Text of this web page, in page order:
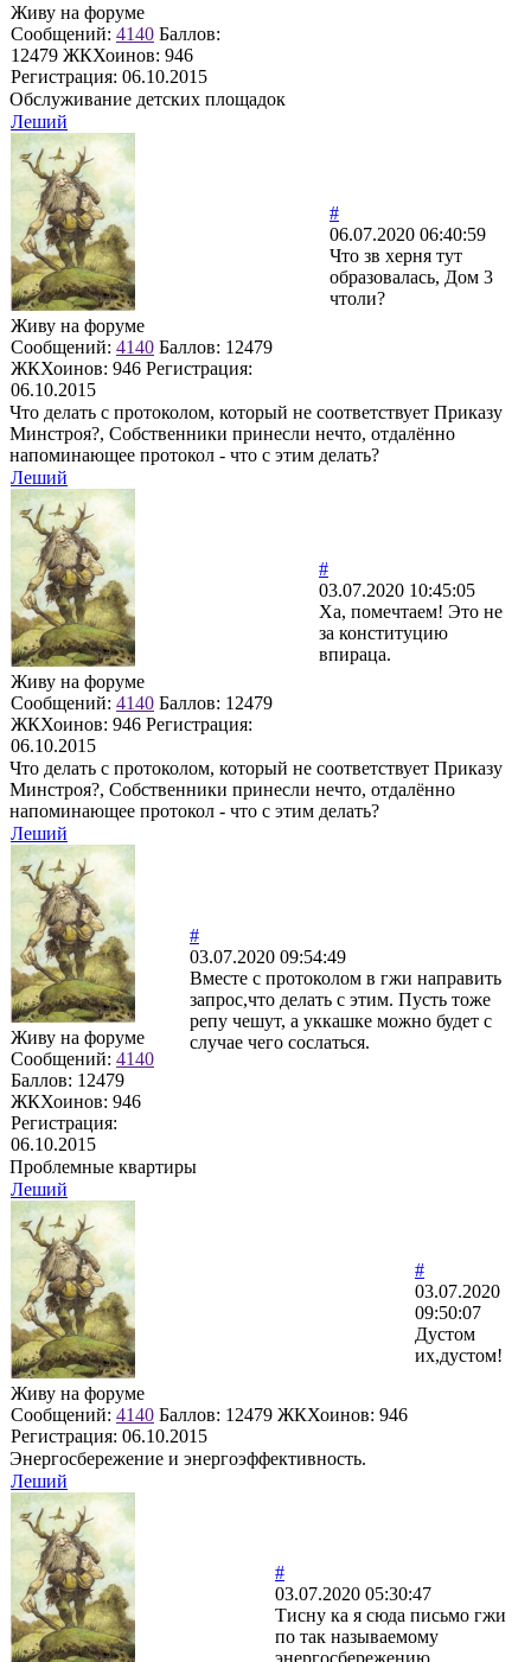
Живу на форуме
Сообщений: 4140 Баллов:
12479 ЖКХоинов: 946
Регистрация: 06.10.2015
Обслуживание детских площадок
Леший
Живу на форуме
Сообщений: 4140 Баллов: 12479
ЖКХоинов: 946 Регистрация:
06.10.2015
#
06.07.2020 06:40:59
Что зв херня тут
образовалась, Дом 3
чтоли?
Что делать с протоколом, который не соответствует Приказу
Минстроя?, Собственники принесли нечто, отдалённо
напоминающее протокол - что с этим делать?
Леший
Живу на форуме
Сообщений: 4140 Баллов: 12479
ЖКХоинов: 946 Регистрация:
06.10.2015
#
03.07.2020 10:45:05
Ха, помечтаем! Это не
за конституцию
впираца.
Что делать с протоколом, который не соответствует Приказу
Минстроя?, Собственники принесли нечто, отдалённо
напоминающее протокол - что с этим делать?
Леший
Живу на форуме
Сообщений: 4140
Баллов: 12479
ЖКХоинов: 946
Регистрация:
06.10.2015
#
03.07.2020 09:54:49
Вместе с протоколом в гжи направить
запрос,что делать с этим. Пусть тоже
репу чешут, а уккашке можно будет с
случае чего сослаться.
Проблемные квартиры
Леший
Живу на форуме
Сообщений: 4140 Баллов: 12479 ЖКХоинов: 946
Регистрация: 06.10.2015
#
03.07.2020
09:50:07
Дустом
их,дустом!
Энергосбережение и энергоэффективность.
Леший
#
03.07.2020 05:30:47
Тисну ка я сюда письмо гжи
по так называемому
энергосбережению